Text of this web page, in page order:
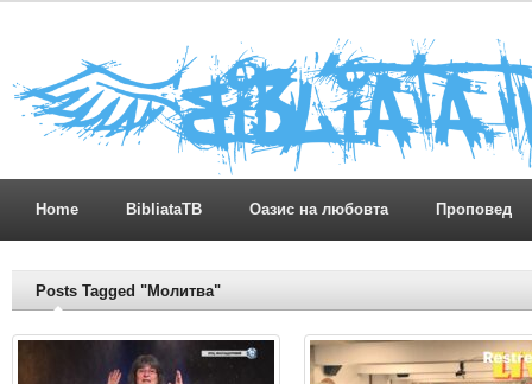
Home BibliataTB Оазис на любовта Проповед
Posts Tagged "Молитва"